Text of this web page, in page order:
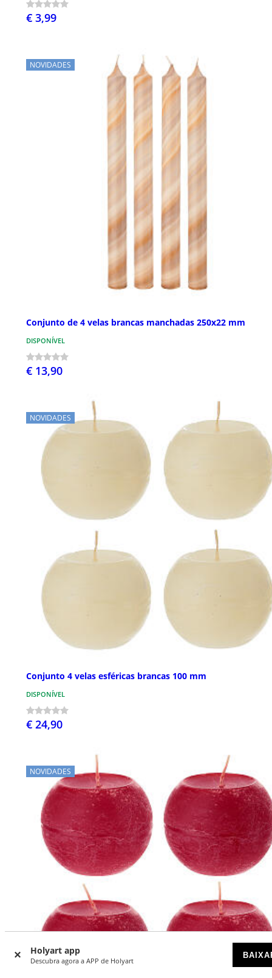
Holyart app
Descubra agora a APP de Holyart
€ 3,99
NOVIDADES
Conjunto de 4 velas brancas manchadas 250x22 mm
DISPONÍVEL
€ 13,90
NOVIDADES
Conjunto 4 velas esféricas brancas 100 mm
DISPONÍVEL
€ 24,90
NOVIDADES